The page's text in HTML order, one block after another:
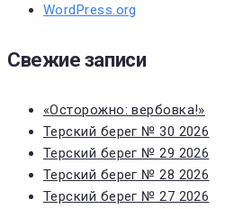
WordPress.org
Свежие записи
«Осторожно: вербовка!»
Терский берег № 30 2026
Терский берег № 29 2026
Терский берег № 28 2026
Терский берег № 27 2026